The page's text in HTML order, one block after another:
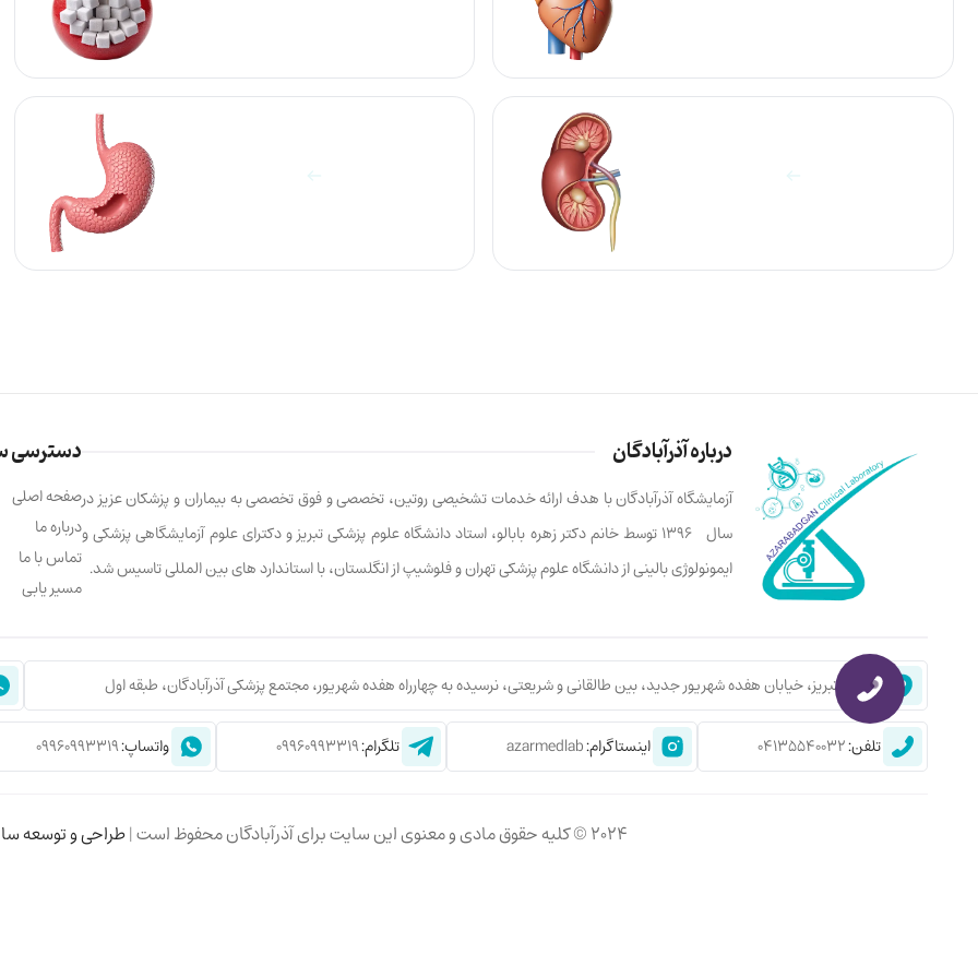
درباره آذرآبادگان
آزمایشگاه آذرآبادگان با هدف ارائه خدمات تشخیصی روتین، تخصصی و فوق تخصصی به بیماران و پزشکان عزیز در
سال ۱۳۹۶ توسط خانم دکتر زهره بابالو، استاد دانشگاه علوم پزشکی تبریز و دکترای علوم آزمایشگاهی پزشکی و
ایمونولوژی بالینی از دانشگاه علوم پزشکی تهران و فلوشیپ از انگلستان، با استاندارد های بین المللی تاسیس شد.
دسترسی
صفحه اصلی
درباره ما
تماس با ما
مسیر یابی
نشانی: تبریز، خیابان هفده شهریور جدید، بین طالقانی و شریعتی، نرسیده به چهارراه هفده شهریور، مجتمع پزشکی آذرآبادگان، طبقه اول
تلفن:04135540032 اینستاگرام:azarmedlab تلگرام:09960993319 واتساپ:09960993319
2024 © کلیه حقوق مادی و معنوی این سایت برای آذرآبادگان محفوظ است | طراحی و توسعه